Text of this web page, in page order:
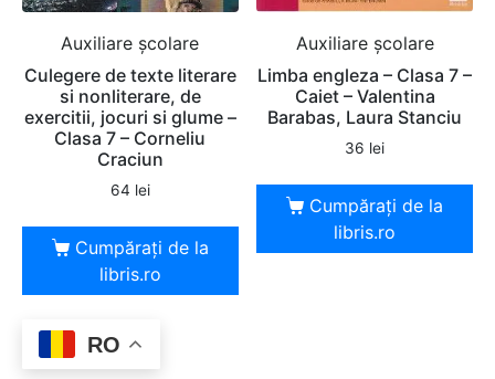
Auxiliare şcolare
Culegere de texte literare
si nonliterare, de
exercitii, jocuri si glume –
Clasa 7 – Corneliu
Craciun
64 lei
Cumpărați de la
libris.ro
Auxiliare şcolare
Limba engleza – Clasa 7 –
Caiet – Valentina
Barabas, Laura Stanciu
36 lei
Cumpărați de la
libris.ro
RO